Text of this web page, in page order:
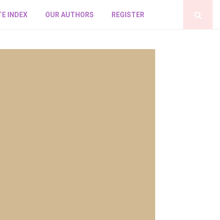
INDEX OUR AUTHORS REGISTER